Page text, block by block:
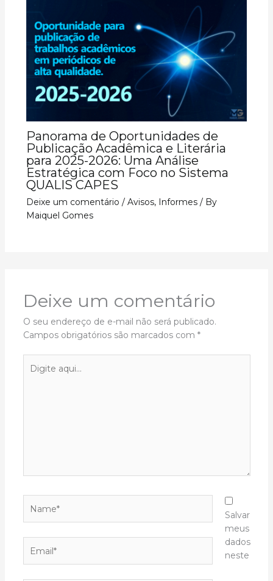
Panorama de Oportunidades de
Publicação Acadêmica e Literária
para 2025-2026: Uma Análise
Estratégica com Foco no Sistema
QUALIS CAPES
Deixe um comentário / Avisos, Informes/ By
Maiquel Gomes
Deixe um comentário
O seu endereço de e-mail não será publicado.
Campos obrigatórios são marcados com *
aqui...
Salvar
meus
dados
neste